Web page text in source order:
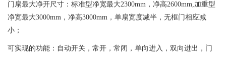
门扇最大净开尺寸：标准型净宽最大2300mm，净高2600mm,加重型
净宽最大3000mm，净高3000mm，单扇宽度减半，无框门相应减
小；
可实现的功能：自动开关，常开，常闭，单向进入，双向进出，门